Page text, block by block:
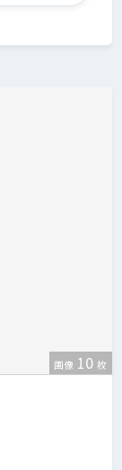
画像 10 枚